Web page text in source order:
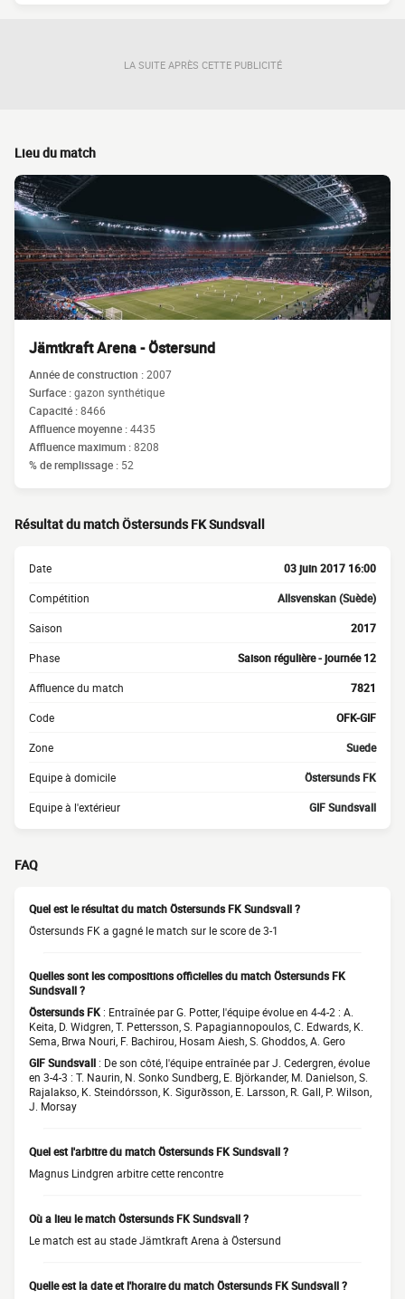
LA SUITE APRÈS CETTE PUBLICITÉ
Lieu du match
Jämtkraft Arena - Östersund
Année de construction :2007
Surface :gazon synthétique
Capacité :8466
Affluence moyenne :4435
Affluence maximum :8208
% de remplissage : 52
Résultat du match Östersunds FK Sundsvall
Date 03 juin 2017 16:00
Compétition Allsvenskan (Suède)
Saison 2017
Phase Saison régulière - journée 12
Affluence du match 7821
Code OFK-GIF
Zone Suede
Equipe à domicile Östersunds FK
Equipe à l'extérieur GIF Sundsvall
FAQ
Quel est le résultat du match Östersunds FK Sundsvall ?
Östersunds FK a gagné le match sur le score de 3-1
Quelles sont les compositions officielles du match Östersunds FK
Sundsvall ?
Östersunds FK : Entraînée par G. Potter, l'équipe évolue en 4-4-2 : A.
Keita, D. Widgren, T. Pettersson, S. Papagiannopoulos, C. Edwards, K.
Sema, Brwa Nouri, F. Bachirou, Hosam Aiesh, S. Ghoddos, A. Gero
GIF Sundsvall : De son côté, l'équipe entraînée par J. Cedergren, évolue
en 3-4-3 : T. Naurin, N. Sonko Sundberg, E. Björkander, M. Danielson, S.
Rajalakso, K. Steindórsson, K. Sigurðsson, E. Larsson, R. Gall, P. Wilson,
J. Morsay
Quel est l'arbitre du match Östersunds FK Sundsvall ?
Magnus Lindgren arbitre cette rencontre
Où a lieu le match Östersunds FK Sundsvall ?
Le match est au stade Jämtkraft Arena à Östersund
Quelle est la date et l'horaire du match Östersunds FK Sundsvall ?